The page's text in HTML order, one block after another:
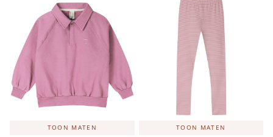
TOON MATEN TOON MATEN